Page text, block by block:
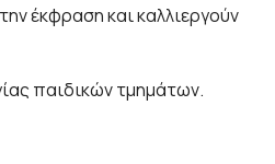
έκφραση και καλλιεργούν
παιδικών τμημάτων.